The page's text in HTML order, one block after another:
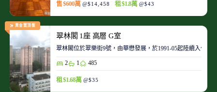
售 $600萬 @$14,458 租 $1.8萬 @$43
黃金置頂盤
翠林閣 1座 高層 G室
翠林閣位於翠樂街9號，由華懋發展，於1991-05起陸續入伙
2 1 485
租 $1.68萬 @$35